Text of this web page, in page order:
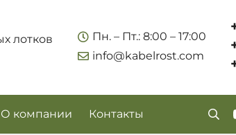
лотков
Пн. – Пт.: 8:00 – 17:00
info@kabelrost.com
О компании Контакты
связи и требования к заказу –
по цене, согласуем
подберём доставку.